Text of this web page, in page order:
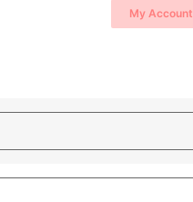
My Account